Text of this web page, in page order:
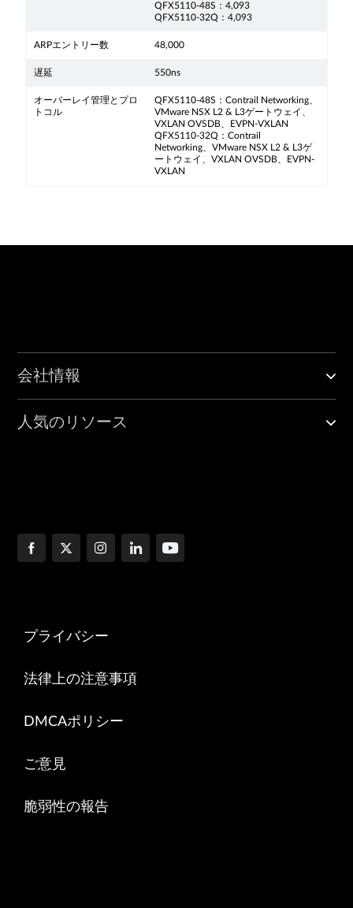
QFX5110-48S：4,093
QFX5110-32Q：4,093
ARPエントリー数 48,000
遅延 550ns
オーバーレイ管理とプロ
トコル
QFX5110-48S：Contrail Networking、
VMware NSX L2 & L3ゲートウェイ、
VXLAN OVSDB、EVPN-VXLAN
QFX5110-32Q：Contrail
Networking、VMware NSX L2 & L3ゲ
ートウェイ、VXLAN OVSDB、EVPN-
VXLAN
会社情報
人気のリソース
プライバシー
法律上の注意事項
DMCAポリシー
ご意見
脆弱性の報告